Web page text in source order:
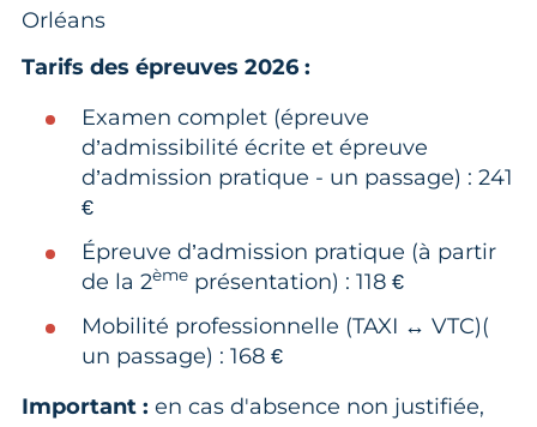
Orléans
Tarifs des épreuves 2026 :
Examen complet (épreuve
d’admissibilité écrite et épreuve
d’admission pratique - un passage) : 241
€
Épreuve d’admission pratique (à partir
de la 2ème présentation) : 118 €
Mobilité professionnelle (TAXI ↔ VTC)(
un passage) : 168 €
Important : en cas d'absence non justifiée,